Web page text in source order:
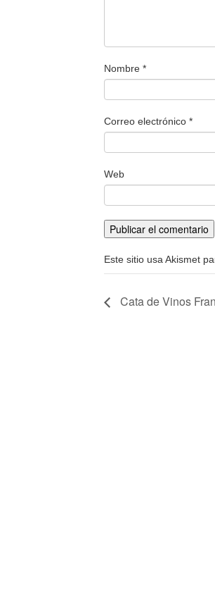
Nombre *
Correo electrónico *
Web
Este sitio usa Akismet
Cata de Vinos